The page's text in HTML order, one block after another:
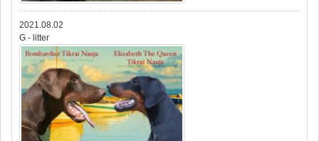
2021.08.02
G - litter